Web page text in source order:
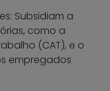
Subsidiam a
como a
(CAT), e o
empregados